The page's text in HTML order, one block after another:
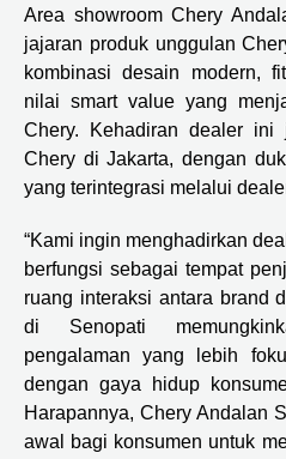
Area showroom Chery
jajaran produk unggulan
kombinasi desain modern,
nilai smart value yang
Chery. Kehadiran dealer ini
Chery di Jakarta, dengan
yang terintegrasi melalui
“Kami ingin menghadirkan
berfungsi sebagai tempat
ruang interaksi antara brand
di Senopati
pengalaman yang lebih
dengan gaya hidup
Harapannya, Chery Andalan
awal bagi konsumen untuk